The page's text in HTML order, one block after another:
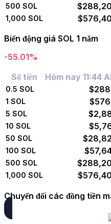
500 SOL
1,000 SOL
Biến động giá SOL 1 năm
-55.01%
Số tiền
Hôm nay 11:44
0.5 SOL
1 SOL
5 SOL
10 SOL
50 SOL
100 SOL
500 SOL
1,000 SOL
Chuyển đổi các đồng tiền